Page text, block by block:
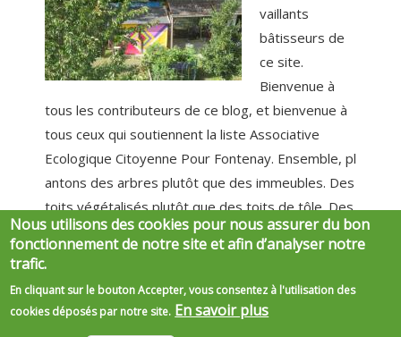
vaillants
bâtisseurs de
ce site.
Bienvenue à
tous les contributeurs de ce blog, et bienvenue à
tous ceux qui soutiennent la liste Associative
Ecologique Citoyenne Pour Fontenay. Ensemble, pl
antons des arbres plutôt que des immeubles. Des
toits végétalisés plutôt que des toits de tôle. Des
isolations thermiques plutôt que des passoires
thermiques. Des jardins partagés plutôt que...
Pages
« premier ‹ précédent … 266
267
268
269 270 271 272
Nous utilisons des cookies pour nous assurer du bon
fonctionnement de notre site et afin d’analyser notre
trafic.
En cliquant sur le bouton Accepter, vous consentez à l'utilisation des
cookies déposés par notre site. En savoir plus